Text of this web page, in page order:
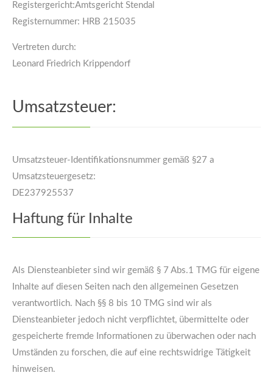
Registergericht:Amtsgericht Stendal
Registernummer: HRB 215035
Vertreten durch:
Leonard Friedrich Krippendorf
Umsatzsteuer:
Umsatzsteuer-Identifikationsnummer gemäß §27 a
Umsatzsteuergesetz:
DE237925537
Haftung für Inhalte
Als Diensteanbieter sind wir gemäß § 7 Abs.1 TMG für eigene
Inhalte auf diesen Seiten nach den allgemeinen Gesetzen
verantwortlich. Nach §§ 8 bis 10 TMG sind wir als
Diensteanbieter jedoch nicht verpflichtet, übermittelte oder
gespeicherte fremde Informationen zu überwachen oder nach
Umständen zu forschen, die auf eine rechtswidrige Tätigkeit
hinweisen.